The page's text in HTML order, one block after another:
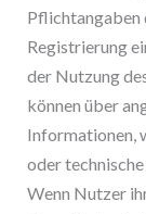
Pflichtangaben
Registrierung
der Nutzung
können über
Informationen,
oder
Wenn Nutzer